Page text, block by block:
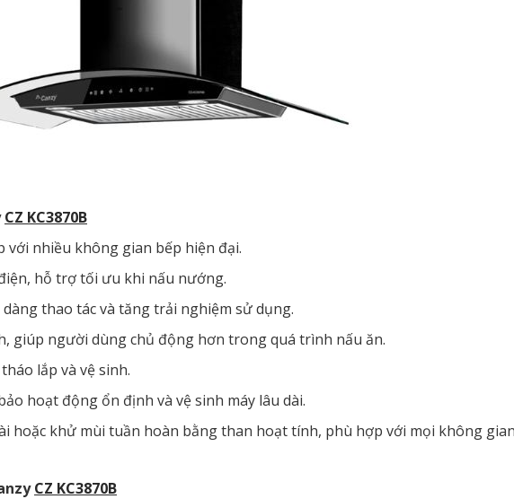
CZ KC3870B
nhiều không gian bếp hiện đại.
hỗ trợ tối ưu khi nấu nướng.
thao tác và tăng trải nghiệm sử dụng.
giúp người dùng chủ động hơn trong quá trình nấu ăn.
lắp và vệ sinh.
hoạt động ổn định và vệ sinh máy lâu dài.
hoặc khử mùi tuần hoàn bằng than hoạt tính, phù hợp với mọi không
CZ KC3870B